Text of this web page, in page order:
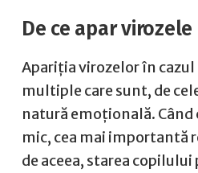
De ce apar
Apariția virozelor în cazul
multiple care sunt, de
natură emoțională.
mic, cea mai importantă
de aceea, starea copilului